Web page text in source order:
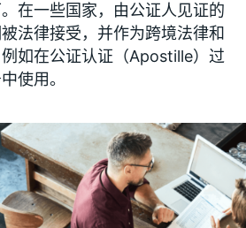
在一些国家，由公证人见证的
法律接受，并作为跨境法律和
如在公证认证（Apostille）过
使用。